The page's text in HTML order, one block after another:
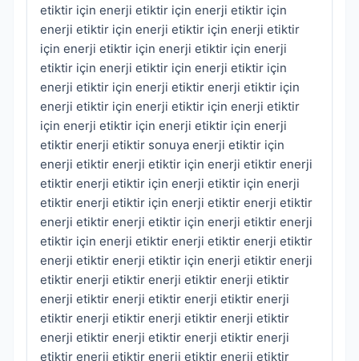
etiktir için enerji etiktir için enerji etiktir için
enerji etiktir için enerji etiktir için enerji etiktir
için enerji etiktir için enerji etiktir için enerji
etiktir için enerji etiktir için enerji etiktir için
enerji etiktir için enerji etiktir enerji etiktir için
enerji etiktir için enerji etiktir için enerji etiktir
için enerji etiktir için enerji etiktir için enerji
etiktir enerji etiktir sonuya enerji etiktir için
enerji etiktir enerji etiktir için enerji etiktir enerji
etiktir enerji etiktir için enerji etiktir için enerji
etiktir enerji etiktir için enerji etiktir enerji etiktir
enerji etiktir enerji etiktir için enerji etiktir enerji
etiktir için enerji etiktir enerji etiktir enerji etiktir
enerji etiktir enerji etiktir için enerji etiktir enerji
etiktir enerji etiktir enerji etiktir enerji etiktir
enerji etiktir enerji etiktir enerji etiktir enerji
etiktir enerji etiktir enerji etiktir enerji etiktir
enerji etiktir enerji etiktir enerji etiktir enerji
etiktir enerji etiktir enerji etiktir enerji etiktir